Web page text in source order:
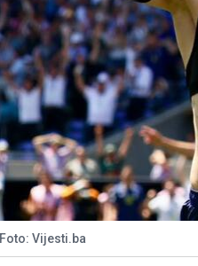
Foto: Vijesti.ba